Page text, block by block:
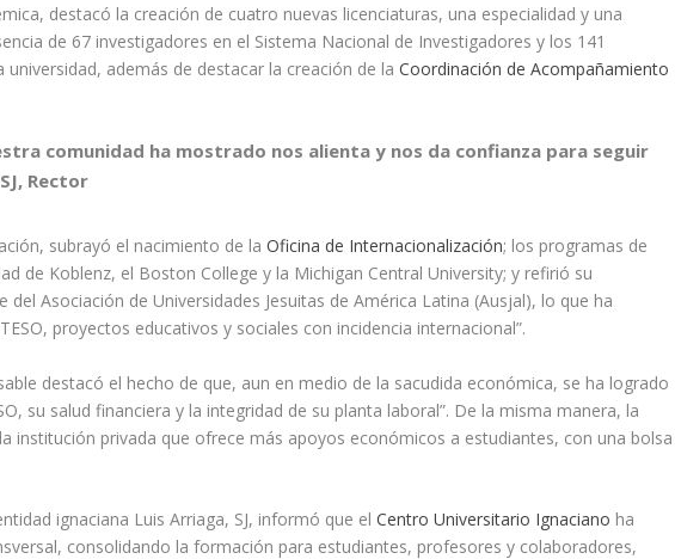
destacó la creación de cuatro nuevas licenciaturas, una especialidad y una
de 67 investigadores en el Sistema Nacional de Investigadores y los 141
universidad, además de destacar la creación de laCoordinación de Acompañamiento
comunidad ha mostrado nos alienta y nos da confianza para seguir
Rector
subrayó el nacimiento de laOficina de Internacionalización; los programas de
de Koblenz, el Boston College y la Michigan Central University; y refirió su
Asociación de Universidades Jesuitas de América Latina (Ausjal), lo que ha
proyectos educativos y sociales con incidencia internacional”.
destacó el hecho de que, aun en medio de la sacudida económica, se ha logrado
su salud financiera y la integridad de su planta laboral”. De la misma manera, la
institución privada que ofrece más apoyos económicos a estudiantes, con una bolsa
ignaciana Luis Arriaga, SJ, informó que elCentro Universitario Ignaciano ha
consolidando la formación para estudiantes, profesores y colaboradores,